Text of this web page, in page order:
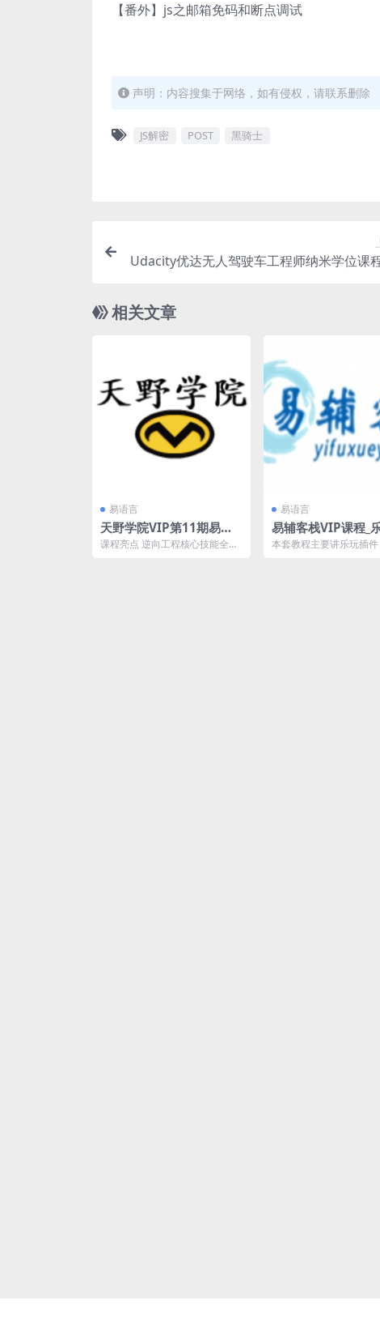
【番外】js之邮箱免码和断点调试
声明：内容搜集于网络，如有侵权，请联系删除
JS解密 POST 黑骑士
Udacity优达无人驾驶车工程师纳米学位课
相关文章
易语言
天野学院VIP第11期易语
言内存辅助培训班课程表
课程亮点 逆向工程核心技能全覆
易语言
易辅客栈VIP课程_
块脚本实战教程
本套教程主要讲乐玩插件